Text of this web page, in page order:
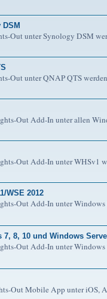
Out unter Synology DSM
Out unter QNAP QTS
Out Add-In unter allen
Out Add-In unter WHSv1
WSE 2012
Out Add-In unter
7, 8, 10 und Windows
Out Add-In unter
Out Mobile App unter iOS,